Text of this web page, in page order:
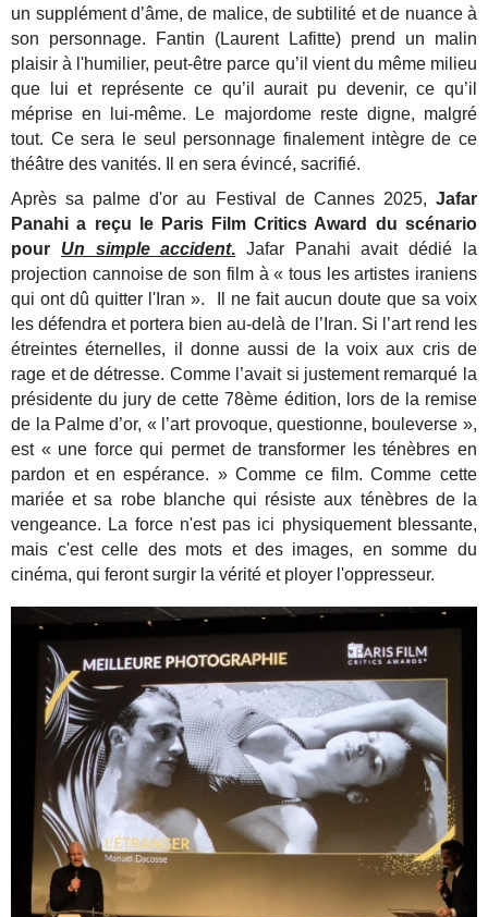
un supplément d’âme, de malice, de subtilité et de nuance à
son personnage. Fantin (Laurent Lafitte) prend un malin
plaisir à l'humilier, peut-être parce qu’il vient du même milieu
que lui et représente ce qu’il aurait pu devenir, ce qu’il
méprise en lui-même. Le majordome reste digne, malgré
tout. Ce sera le seul personnage finalement intègre de ce
théâtre des vanités. Il en sera évincé, sacrifié.
Après sa palme d'or au Festival de Cannes 2025, Jafar
Panahi a reçu le Paris Film Critics Award du scénario
pour Un simple accident. Jafar Panahi avait dédié la
projection cannoise de son film à « tous les artistes iraniens
qui ont dû quitter l'Iran ». Il ne fait aucun doute que sa voix
les défendra et portera bien au-delà de l’Iran. Si l’art rend les
étreintes éternelles, il donne aussi de la voix aux cris de
rage et de détresse. Comme l’avait si justement remarqué la
présidente du jury de cette 78ème édition, lors de la remise
de la Palme d’or, « l’art provoque, questionne, bouleverse »,
est « une force qui permet de transformer les ténèbres en
pardon et en espérance. » Comme ce film. Comme cette
mariée et sa robe blanche qui résiste aux ténèbres de la
vengeance. La force n'est pas ici physiquement blessante,
mais c'est celle des mots et des images, en somme du
cinéma, qui feront surgir la vérité et ployer l'oppresseur.